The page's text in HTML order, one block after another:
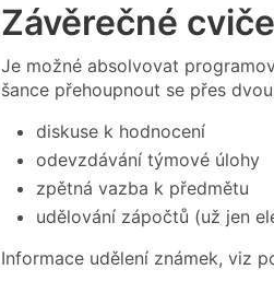
Závěrečné
Je možné absolvovat
šance přehoupnout se přes
diskuse k hodnocení
odevzdávání týmové úlohy
zpětná vazba k předmětu
udělování zápočtů (už jen
Informace udělení známek, viz